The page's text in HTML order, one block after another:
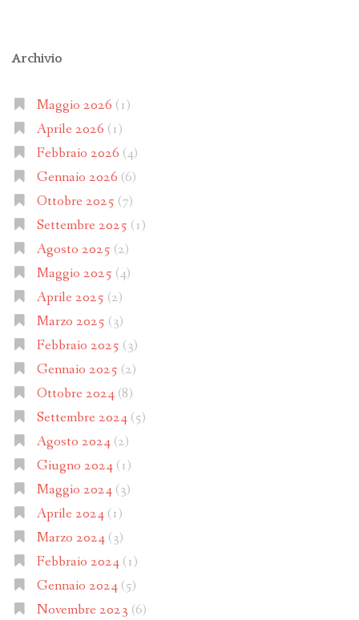
Archivio
Maggio 2026 (1)
Aprile 2026 (1)
Febbraio 2026 (4)
Gennaio 2026 (6)
Ottobre 2025 (7)
Settembre 2025 (1)
Agosto 2025 (2)
Maggio 2025 (4)
Aprile 2025 (2)
Marzo 2025 (3)
Febbraio 2025 (3)
Gennaio 2025 (2)
Ottobre 2024(8)
Settembre 2024(5)
Agosto 2024(2)
Giugno 2024(1)
Maggio 2024(3)
Aprile 2024(1)
Marzo 2024(3)
Febbraio 2024(1)
Gennaio 2024(5)
Novembre 2023 (6)